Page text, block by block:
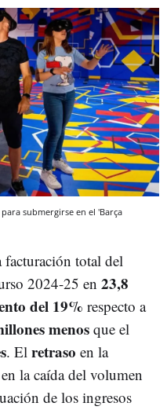
submergirse en el 'Barça
facturación total del
2024-25 en 23,8
del 19% respecto a
menos que el
. El retraso en la
la caída del volumen
de los ingresos